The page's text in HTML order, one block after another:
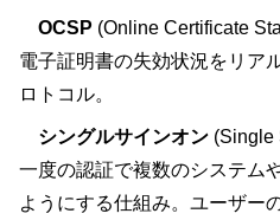
OCSP (Online Certificate
電子証明書の失効状況をリア
ロトコル。
シングルサインオン (Single
一度の認証で複数のシステム
ようにする仕組み。ユーザー